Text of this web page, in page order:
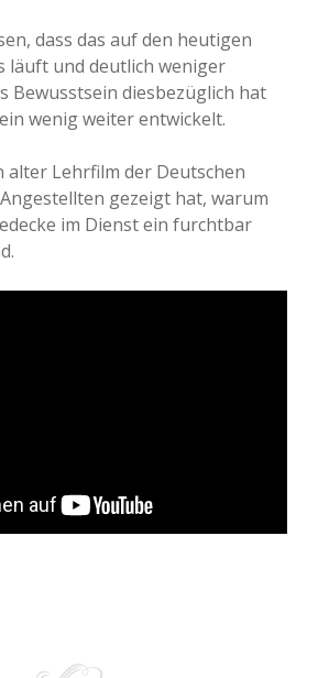
dass das auf den heutigen
läuft und deutlich weniger
Bewusstsein diesbezüglich hat
wenig weiter entwickelt.
alter Lehrfilm der Deutschen
gezeigt hat, warum
im Dienst ein furchtbar